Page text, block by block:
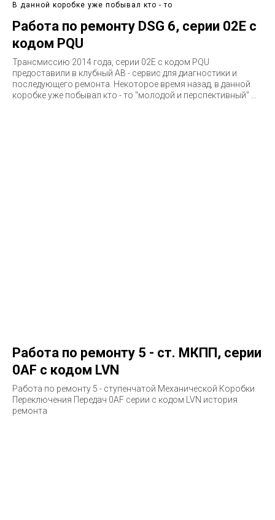
В данной коробке уже побывал кто - то
Работа по ремонту DSG 6, серии 02E с
кодом PQU
Трансмиссию 2014 года, серии 02E c кодом PQU
предоставили в клубный АВ - сервис для диагностики и
последующего ремонта. Некоторое время назад, в данной
коробке уже побывал кто - то "молодой и перспективный" ...
Работа по ремонту 5 - ст. МКПП, серии
0AF с кодом LVN
Работа по ремонту 5 - ступенчатой Механической Коробки
Переключения Передач 0AF серии с кодом LVN история
ремонта